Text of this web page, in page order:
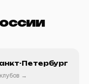
Петербург
→